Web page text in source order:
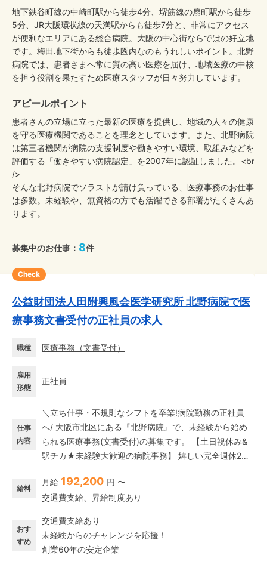
地下鉄谷町線の中崎町駅から徒歩4分、堺筋線の扇町駅から徒歩
5分、JR大阪環状線の天満駅からも徒歩7分と、非常にアクセス
が便利なエリアにある総合病院。大阪の中心街ならではの好立地
です。梅田地下街からも徒歩圏内なのもうれしいポイント。北野
病院では、患者さまへ常に質の高い医療を届け、地域医療の中核
を担う役割を果たすため医療スタッフが日々努力しています。
アピールポイント
患者さんの立場に立った最新の医療を提供し、地域の人々の健康
を守る医療機関であることを理念としています。また、北野病院
は第三者機関が病院の支援制度や働きやすい環境、取組みなどを
評価する「働きやすい病院認定」を2007年に認証しました。<br
/>
そんな北野病院でソラストが請け負っている、医療事務のお仕事
は多数。未経験や、無資格の方でも活躍できる部署がたくさんあ
ります。
募集中のお仕事： 8件
Check
公益財団法人田附興風会医学研究所 北野病院で医
療事務文書受付の正社員の求人
職種 医療事務 （文書受付）
雇用
形態
正社員
仕事
内容
＼立ち仕事・不規則なシフトを卒業!病院勤務の正社員
へ/ 大阪市北区にある『北野病院』で、未経験から始め
られる医療事務(文書受付)の募集です。 【土日祝休み&
駅チカ★未経験大歓迎の病院事務】 嬉しい完全週休2日
ラクラク♪ 無資格・未経験から安心してスタートできる
手厚い研修制度を完備しています◎ デスクワークだけで
ホテル・アパレル・飲食店などの接客業や、一般事務・
営業事務などの事務職で培ったスキルがそのまま活かせ
ます。 過去の経験を活かして一緒に成長しましょう♪
給料
月給 192,200 円 〜
交通費支給、昇給制度あり
おす
すめ
交通費支給あり
未経験からのチャレンジを応援！
創業60年の安定企業